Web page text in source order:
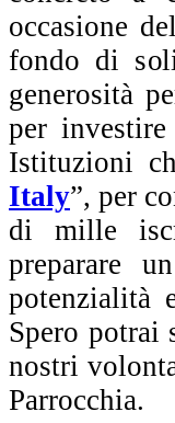
occasione
fondo di
generosità
per
Istituzioni
Italy”, per
di mille
preparare
potenzialità
Spero potrai
nostri
Parrocchia.